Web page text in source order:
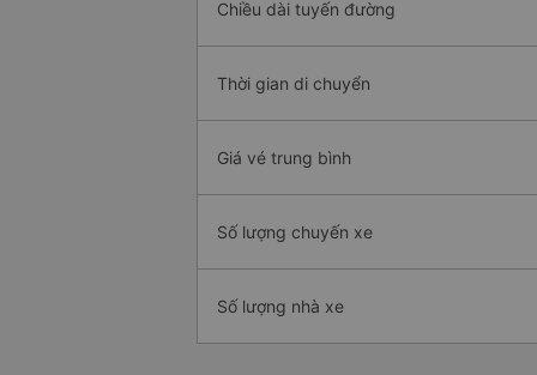
Chiều dài tuyến đường
Thời gian di chuyển
Giá vé trung bình
Số lượng chuyến xe
Số lượng nhà xe